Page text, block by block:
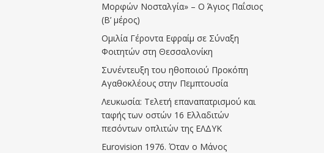
Μορφών Νοσταλγία» – Ο Άγιος Παΐσιος
(Β’ μέρος)
Ομιλία Γέροντα Εφραίμ σε Σύναξη
Φοιτητών στη Θεσσαλονίκη
Συνέντευξη του ηθοποιού Προκόπη
Αγαθοκλέους στην Πεμπτουσία
Λευκωσία: Τελετή επαναπατρισμού και
ταφής των οστών 16 Ελλαδιτών
πεσόντων οπλιτών της ΕΛΔΥΚ
Eurovision 1976. Όταν ο Μάνος